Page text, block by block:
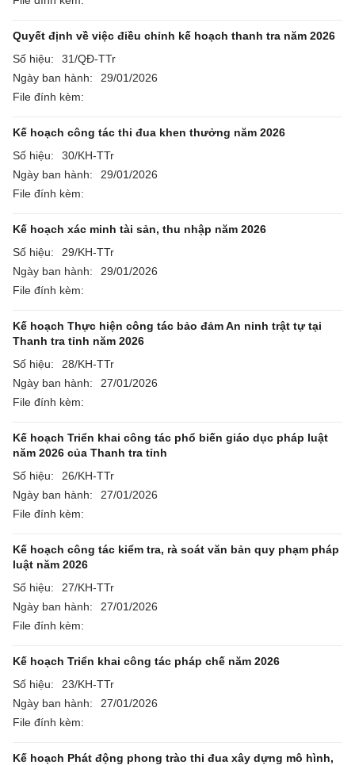
Quyết định về việc điều chỉnh kế hoạch thanh tra năm 2026
Số hiệu:
31/QĐ-TTr
Ngày ban hành:
29/01/2026
File đính kèm:
Kế hoạch công tác thi đua khen thưởng năm 2026
Số hiệu:
30/KH-TTr
Ngày ban hành:
29/01/2026
File đính kèm:
Kế hoạch xác minh tài sản, thu nhập năm 2026
Số hiệu:
29/KH-TTr
Ngày ban hành:
29/01/2026
File đính kèm:
Kế hoạch Thực hiện công tác bảo đảm An ninh trật tự tại
Thanh tra tỉnh năm 2026
Số hiệu:
28/KH-TTr
Ngày ban hành:
27/01/2026
File đính kèm:
Kế hoạch Triển khai công tác phổ biến giáo dục pháp luật
năm 2026 của Thanh tra tỉnh
Số hiệu:
26/KH-TTr
Ngày ban hành:
27/01/2026
File đính kèm:
Kế hoạch công tác kiểm tra, rà soát văn bản quy phạm pháp
luật năm 2026
Số hiệu:
27/KH-TTr
Ngày ban hành:
27/01/2026
File đính kèm:
Kế hoạch Triển khai công tác pháp chế năm 2026
Số hiệu:
23/KH-TTr
Ngày ban hành:
27/01/2026
File đính kèm:
Kế hoạch Phát động phong trào thi đua xây dựng mô hình,